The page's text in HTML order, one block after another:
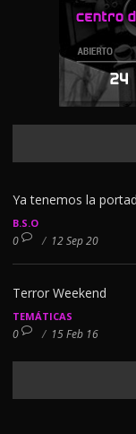
Ya tenemos la
B.S.O
0 / 12 Sep 20
Terror Weekend
TEMÁTICAS
0 / 15 Feb 16